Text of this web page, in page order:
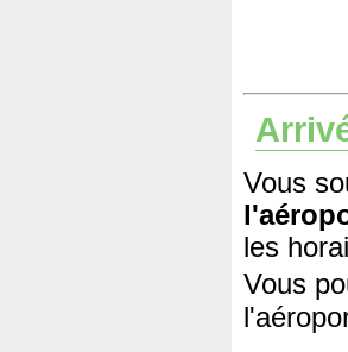
Vous
les
Vous